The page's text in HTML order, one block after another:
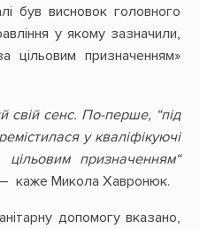
був висновок головного
у якому зазначили,
призначенням»
свій сенс. По-перше, “під
у кваліфікуючі
призначенням“
каже Микола Хавронюк.
допомогу вказано,